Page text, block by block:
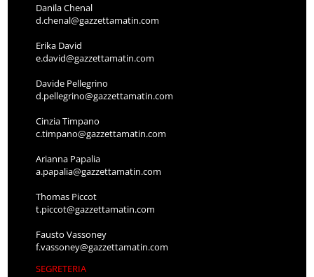
Danila Chenal
d.chenal@gazzettamatin.com
Erika David
e.david@gazzettamatin.com
Davide Pellegrino
d.pellegrino@gazzettamatin.com
Cinzia Timpano
c.timpano@gazzettamatin.com
Arianna Papalia
a.papalia@gazzettamatin.com
Thomas Piccot
t.piccot@gazzettamatin.com
Fausto Vassoney
f.vassoney@gazzettamatin.com
SEGRETERIA